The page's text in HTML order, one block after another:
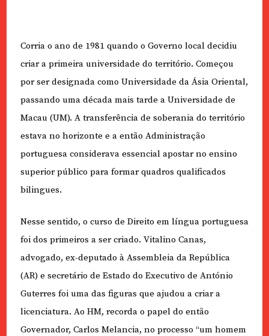
Corria o ano de 1981 quando o Governo local decidiu
criar a primeira universidade do território. Começou
por ser designada como Universidade da Ásia Oriental,
passando uma década mais tarde a Universidade de
Macau (UM). A transferência de soberania do território
estava no horizonte e a então Administração
portuguesa considerava essencial apostar no ensino
superior público para formar quadros qualificados
bilingues.
Nesse sentido, o curso de Direito em língua portuguesa
foi dos primeiros a ser criado. Vitalino Canas,
advogado, ex-deputado à Assembleia da República
(AR) e secretário de Estado do Executivo de António
Guterres foi uma das figuras que ajudou a criar a
licenciatura. Ao HM, recorda o papel do então
Governador, Carlos Melancia, no processo “um homem